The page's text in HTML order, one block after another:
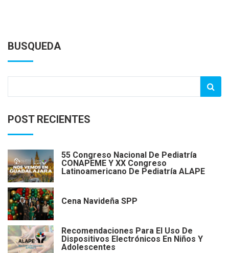
BUSQUEDA
POST RECIENTES
55 Congreso Nacional De Pediatría
CONAPEME Y XX Congreso
Latinoamericano De Pediatría ALAPE
Cena Navideña SPP
Recomendaciones Para El Uso De
Dispositivos Electrónicos En Niños Y
Adolescentes